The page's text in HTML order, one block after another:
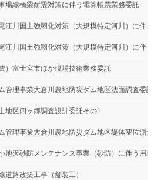
場線橋梁耐震対策に伴う電算帳票業務委託
江川国土強靱化対策（大規模特定河川）に伴う
江川国土強靱化対策（大規模特定河川）に伴う
）富士宮市ほか現場技術業務委託
管理事業大倉川農地防災ダム地区法面調査委託
地区四ヶ郷調査設計委託その1
管理事業大倉川農地防災ダム地区堤体変位測量
池沢砂防メンテナンス事業（砂防）に伴う用地
道路改築工事（舗装工）